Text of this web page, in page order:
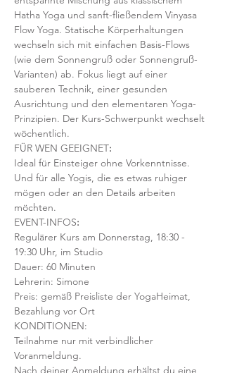
Hatha Yoga und sanft-fließendem Vinyasa
Flow Yoga. Statische Körperhaltungen
wechseln sich mit einfachen Basis-Flows
(wie dem Sonnengruß oder Sonnengruß-
Varianten) ab. Fokus liegt auf einer
sauberen Technik, einer gesunden
Ausrichtung und den elementaren Yoga-
Prinzipien. Der Kurs-Schwerpunkt wechselt
wöchentlich.
FÜR WEN GEEIGNET:
Ideal für Einsteiger ohne Vorkenntnisse.
Und für alle Yogis, die es etwas ruhiger
mögen oder an den Details arbeiten
möchten.
EVENT-INFOS:
Regulärer Kurs am Donnerstag, 18:30 -
19:30 Uhr, im Studio
Dauer: 60 Minuten
Lehrerin: Simone
Preis: gemäß Preisliste der YogaHeimat,
Bezahlung vor Ort
KONDITIONEN:
Teilnahme nur mit verbindlicher
Voranmeldung.
Nach deiner Anmeldung erhältst du eine